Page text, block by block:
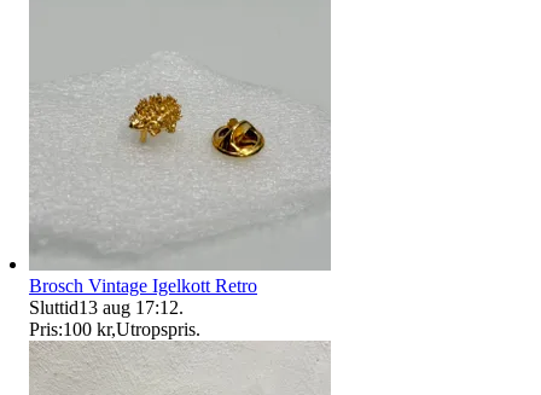
Brosch Vintage Igelkott Retro
Sluttid13 aug 17:12.
Pris:100 kr,Utropspris.